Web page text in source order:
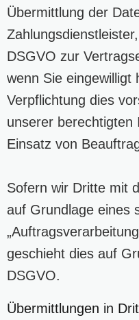
Übermittlung der
DSGVO zur
wenn Sie eingewilligt
Verpflichtung dies
unserer berechtigten
Einsatz von
Sofern wir Dritte mit
auf Grundlage eines
geschieht dies auf
DSGVO.
Übermittlungen in